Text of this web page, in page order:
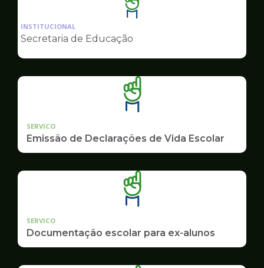
Ilustração
da
pagina
Educação
INSTITUCIONAL
Secretaria de Educação
SERVICO
Emissão de Declarações de Vida Escolar
SERVICO
Documentação escolar para ex-alunos